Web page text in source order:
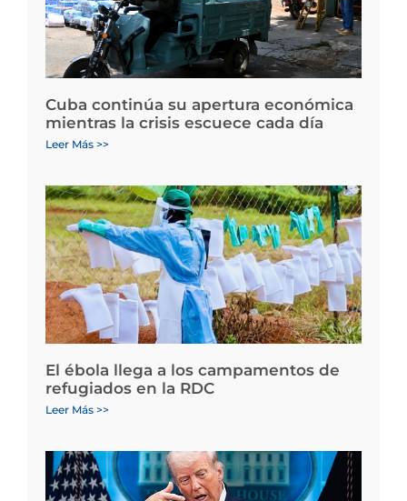
Cuba continúa su apertura económica
mientras la crisis escuece cada día
Leer Más >>
El ébola llega a los campamentos de
refugiados en la RDC
Leer Más >>